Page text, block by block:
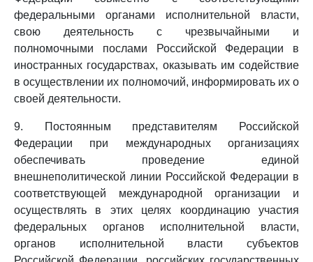
федеральными органами исполнительной власти,
свою деятельность с чрезвычайными и
полномочными послами Российской Федерации в
иностранных государствах, оказывать им содействие
в осуществлении их полномочий, информировать их о
своей деятельности.
9. Постоянным представителям Российской
Федерации при международных организациях
обеспечивать проведение единой
внешнеполитической линии Российской Федерации в
соответствующей международной организации и
осуществлять в этих целях координацию участия
федеральных органов исполнительной власти,
органов исполнительной власти субъектов